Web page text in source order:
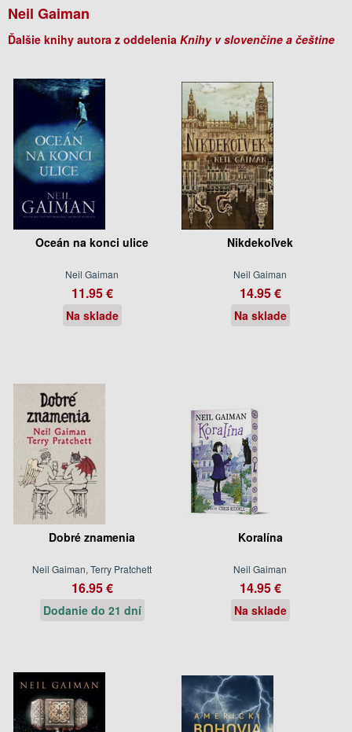
Neil Gaiman
Ďalšie knihy autora z oddelenia Knihy v slovenčine a češtine
Oceán na konci ulice
Neil Gaiman
11.95 €
Na sklade
Nikdekoľvek
Neil Gaiman
14.95 €
Na sklade
Dobré znamenia
Neil Gaiman, Terry Pratchett
16.95 €
Dodanie do 21 dní
Koralína
Neil Gaiman
14.95 €
Na sklade